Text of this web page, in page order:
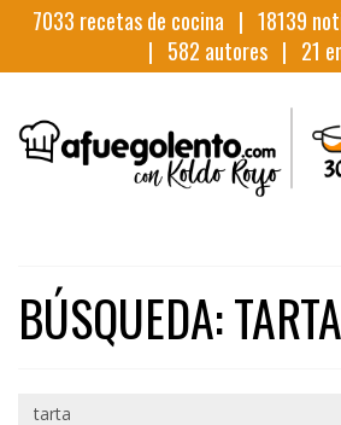
7033 recetas de cocina | 18139
| 582 autores | 21
BÚSQUEDA: TARTA